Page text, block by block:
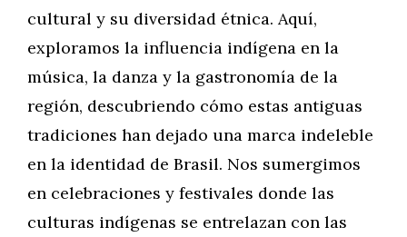
cultural y su diversidad étnica. Aquí,
exploramos la influencia indígena en la
música, la danza y la gastronomía de la
región, descubriendo cómo estas antiguas
tradiciones han dejado una marca indeleble
en la identidad de Brasil. Nos sumergimos
en celebraciones y festivales donde las
culturas indígenas se entrelazan con las